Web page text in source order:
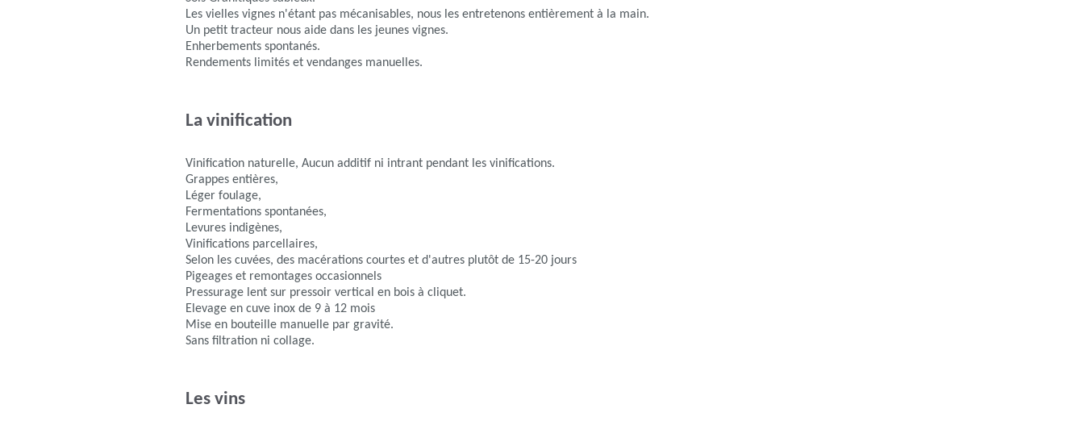
Les vielles vignes n'étant pas mécanisables, nous les entretenons entièrement à la main.
Un petit tracteur nous aide dans les jeunes vignes.
Enherbements spontanés.
Rendements limités et vendanges manuelles.
La vinification
Vinification naturelle, Aucun additif ni intrant pendant les vinifications.
Grappes entières,
Léger foulage,
Fermentations spontanées,
Levures indigènes,
Vinifications parcellaires,
Selon les cuvées, des macérations courtes et d'autres plutôt de 15-20 jours
Pigeages et remontages occasionnels
Pressurage lent sur pressoir vertical en bois à cliquet.
Elevage en cuve inox de 9 à 12 mois
Mise en bouteille manuelle par gravité.
Sans filtration ni collage.
Les vins